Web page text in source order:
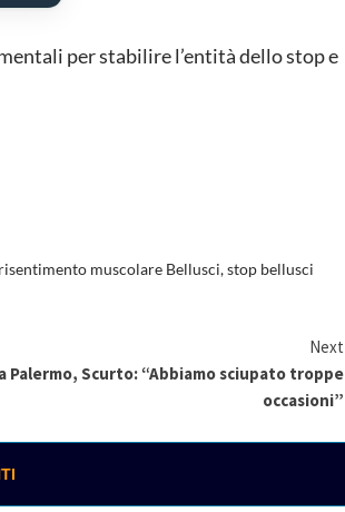
per stabilire l’entità dello stop e
risentimento muscolare Bellusci,stop bellusci
Next
Palermo, Scurto: “Abbiamo sciupato troppe
occasioni”